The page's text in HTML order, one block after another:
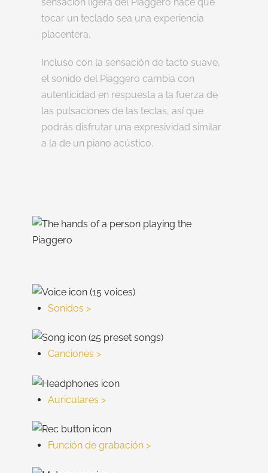
sensación ligera del Piaggero hace que
tocar un teclado sea una experiencia
placentera.
Incluso con la sensación de tacto suave,
el sonido del Piaggero cambia con
autenticidad en respuesta a la fuerza de
las pulsaciones de las teclas, así que
podrás disfrutar una expresividad similar
a la de un piano acústico.
Sonidos >
Canciones >
Auriculares >
Función de grabación >